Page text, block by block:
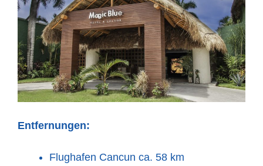
Entfernungen:
Flughafen Cancun ca. 58 km